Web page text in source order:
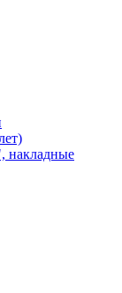
накладные